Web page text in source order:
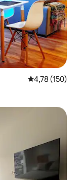
4,78 av 5 i
4,78 (150)